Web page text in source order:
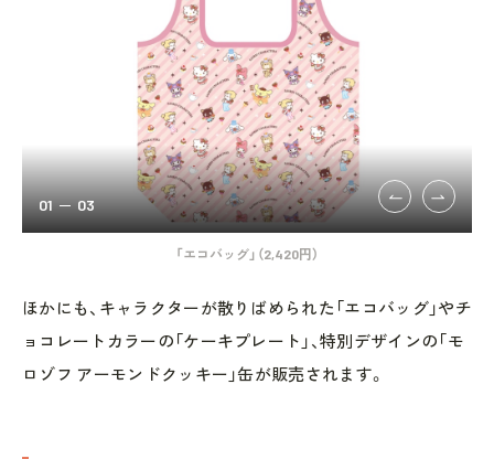
「エコバッグ」（2,420円）
01 03
ほかにも、キャラクターが散りばめられた「エコバッグ」やチ
ョコレートカラーの「ケーキプレート」、特別デザインの「モ
ロゾフ アーモンドクッキー」缶が販売されます。